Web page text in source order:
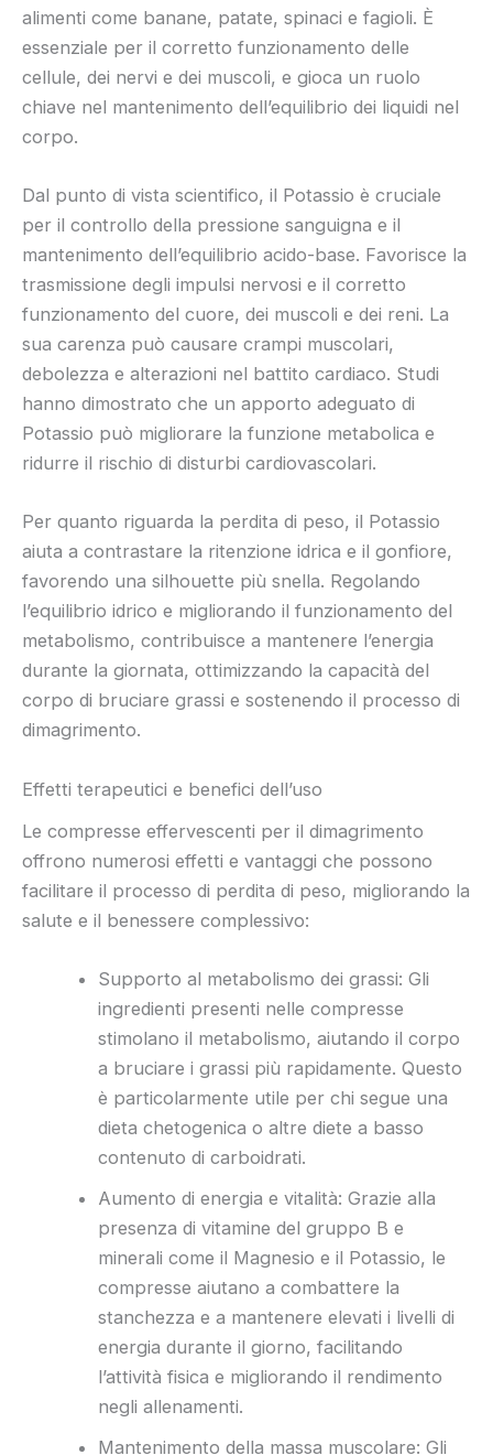
alimenti come banane, patate, spinaci e fagioli. È
essenziale per il corretto funzionamento delle
cellule, dei nervi e dei muscoli, e gioca un ruolo
chiave nel mantenimento dell’equilibrio dei liquidi nel
corpo.
Dal punto di vista scientifico, il Potassio è cruciale
per il controllo della pressione sanguigna e il
mantenimento dell’equilibrio acido-base. Favorisce la
trasmissione degli impulsi nervosi e il corretto
funzionamento del cuore, dei muscoli e dei reni. La
sua carenza può causare crampi muscolari,
debolezza e alterazioni nel battito cardiaco. Studi
hanno dimostrato che un apporto adeguato di
Potassio può migliorare la funzione metabolica e
ridurre il rischio di disturbi cardiovascolari.
Per quanto riguarda la perdita di peso, il Potassio
aiuta a contrastare la ritenzione idrica e il gonfiore,
favorendo una silhouette più snella. Regolando
l’equilibrio idrico e migliorando il funzionamento del
metabolismo, contribuisce a mantenere l’energia
durante la giornata, ottimizzando la capacità del
corpo di bruciare grassi e sostenendo il processo di
dimagrimento.
Effetti terapeutici e benefici dell’uso
Le compresse effervescenti per il dimagrimento
offrono numerosi effetti e vantaggi che possono
facilitare il processo di perdita di peso, migliorando la
salute e il benessere complessivo:
Supporto al metabolismo dei grassi: Gli
ingredienti presenti nelle compresse
stimolano il metabolismo, aiutando il corpo
a bruciare i grassi più rapidamente. Questo
è particolarmente utile per chi segue una
dieta chetogenica o altre diete a basso
contenuto di carboidrati.
Aumento di energia e vitalità: Grazie alla
presenza di vitamine del gruppo B e
minerali come il Magnesio e il Potassio, le
compresse aiutano a combattere la
stanchezza e a mantenere elevati i livelli di
energia durante il giorno, facilitando
l’attività fisica e migliorando il rendimento
negli allenamenti.
Mantenimento della massa muscolare: Gli